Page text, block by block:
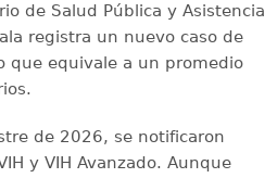
de Salud Pública y Asistencia
registra un nuevo caso de
que equivale a un promedio
de 2026, se notificaron
y VIH Avanzado. Aunque